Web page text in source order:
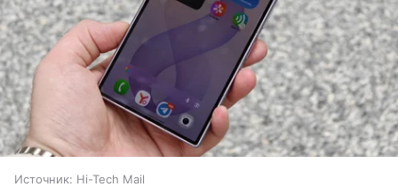
Источник: Hi-Tech Mail